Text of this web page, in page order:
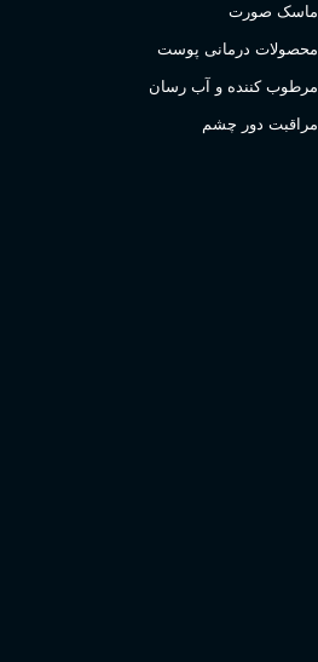
ماسک صورت
محصولات درمانی پوست
مرطوب کننده و آب رسان
مراقبت دور چشم